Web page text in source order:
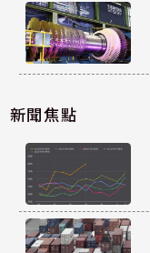
新聞焦點